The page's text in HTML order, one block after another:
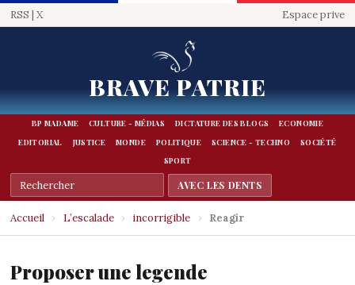
RSS | X Espace prive
BRAVE PATRIE
BP MADAME CULTURE - MÉDIAS DICTATURE DES BLOGS
ECONOMIE
EDITORIAL
JUSTICE MONDE POLITIQUE SCIENCE - TECHNO
SOCIÉTÉ
SPORT
Accueil › L’escalade › incorrigible › Reagir
Proposer une legende